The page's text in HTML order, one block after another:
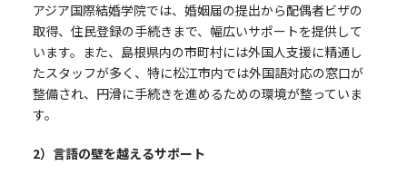
アジア国際結婚学院では、婚姻届の提出から配偶者ビザの
取得、住民登録の手続きまで、幅広いサポートを提供して
います。また、島根県内の市町村には外国人支援に精通し
たスタッフが多く、特に松江市内では外国語対応の窓口が
整備され、円滑に手続きを進めるための環境が整っていま
す。
2）言語の壁を越えるサポート